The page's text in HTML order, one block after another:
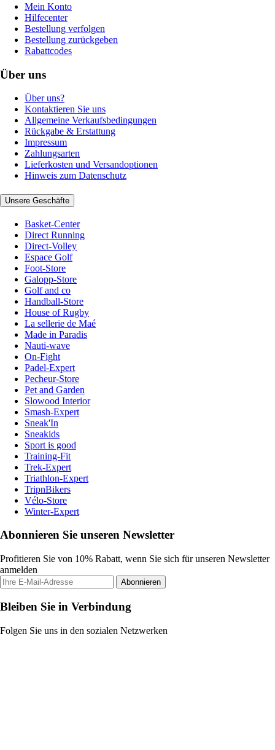
Mein Konto
Hilfecenter
Bestellung verfolgen
Bestellung zurückgeben
Rabattcodes
Über uns
Über uns?
Kontaktieren Sie uns
Allgemeine Verkaufsbedingungen
Rückgabe & Erstattung
Impressum
Zahlungsarten
Lieferkosten und Versandoptionen
Hinweis zum Datenschutz
Unsere Geschäfte
Basket-Center
Direct Running
Direct-Volley
Espace Golf
Foot-Store
Galopp-Store
Golf and co
Handball-Store
House of Rugby
La sellerie de Maé
Made in Paradis
Nauti-wave
On-Fight
Padel-Expert
Pecheur-Store
Pet and Garden
Slowood Interior
Smash-Expert
Sneak'In
Sneakids
Sport is good
Training-Fit
Trek-Expert
Triathlon-Expert
TripnBikers
Vélo-Store
Winter-Expert
Abonnieren Sie unseren Newsletter
Profitieren Sie von 10% Rabatt, wenn Sie sich für unseren Newsletter
anmelden
Abonnieren
Bleiben Sie in Verbindung
Folgen Sie uns in den sozialen Netzwerken